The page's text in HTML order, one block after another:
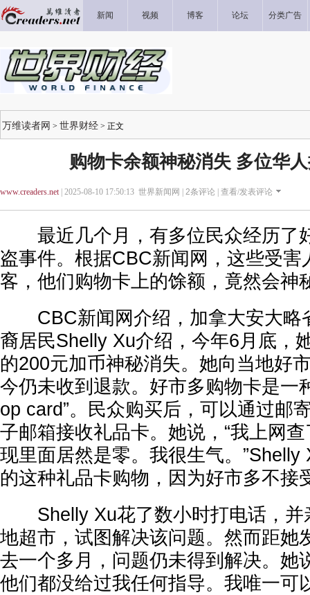
新闻 视频 博客 论坛 分类广告
万维读者网 > 世界财经 > 正文
购物卡余额神秘消失 多位华
www.creaders.net| 2025-08-10 17:50:13 世界新闻网 | 2条评论 | 查看/发表评论
最近几个月，有多位民众经历了
盗事件。根据CBC新闻网，这些受害
客，他们购物卡上的馀额，竟然会神
CBC新闻网介绍，加拿大安大略
裔居民Shelly Xu介绍，今年6月底，
的200元加币神秘消失。她向当地好
今仍未收到退款。好市多购物卡是一
op card”。民众购买后，可以通过邮
子邮箱接收礼品卡。她说，“我上网
现里面居然是零。我很生气。”Shelly
的这种礼品卡购物，因为好市多不接
Shelly Xu花了数小时打电话，并
地超市，试图解决该问题。然而距她
去一个多月，问题仍未得到解决。她
他们都没给过我任何指导。我唯一可